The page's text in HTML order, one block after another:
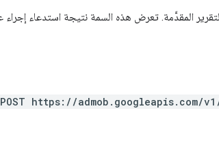
POST https://admob.googleapis.com/